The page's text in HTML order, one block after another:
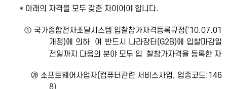
* 아래의 자격을 모두 갖춘 자이어야 합니다.
① 국가종합전자조달시스템 입찰참가자격등록규정('10.07.01
개정)에 의하 여 반드시 나라장터(G2B)에 입찰마감일
전일까지 다음의 분야 모두 입 찰참가자격을 등록한 자
㉮ 소프트웨어사업자(컴퓨터관련 서비스사업, 업종코드:146